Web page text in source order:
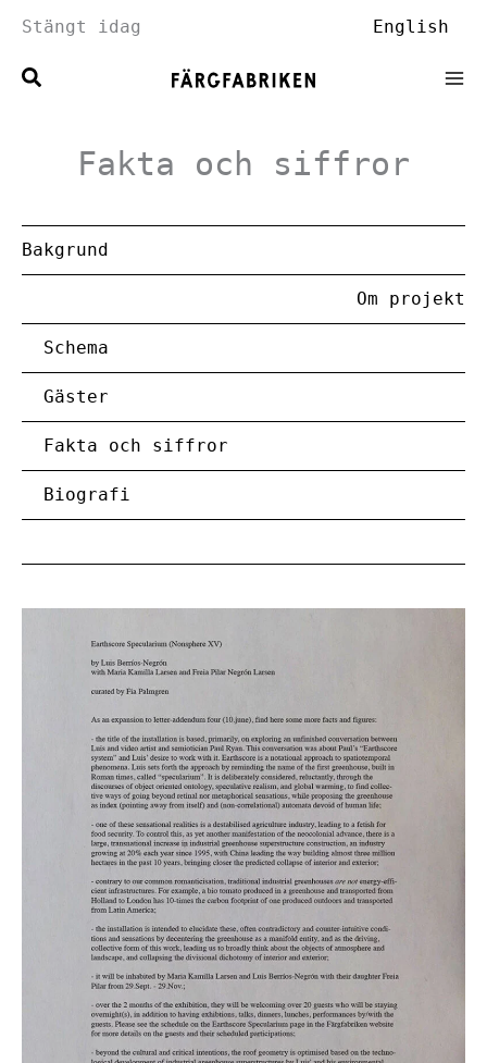
till
innehåll
Stängt idag English
Fakta och siffror
Bakgrund
Om projekt
Schema
Gäster
Fakta och siffror
Biografi